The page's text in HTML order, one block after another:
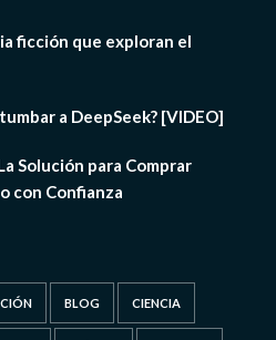
ficción que exploran el
a DeepSeek? [VIDEO]
Solución para Comprar
con Confianza
BLOG CIENCIA